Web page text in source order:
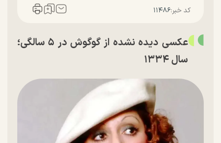
کد خبر:۱۱۴۸۶
عکسی دیده نشده از گوگوش در ۵ سالگی؛
سال ۱۳۳۴